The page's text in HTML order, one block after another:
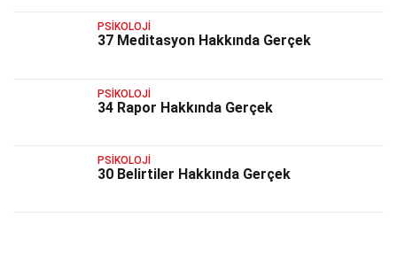
PSIKOLOJI
37 Meditasyon Hakkında Gerçek
PSIKOLOJI
34 Rapor Hakkında Gerçek
PSIKOLOJI
30 Belirtiler Hakkında Gerçek